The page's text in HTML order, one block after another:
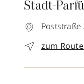
Stadt-
Poststraße
zum